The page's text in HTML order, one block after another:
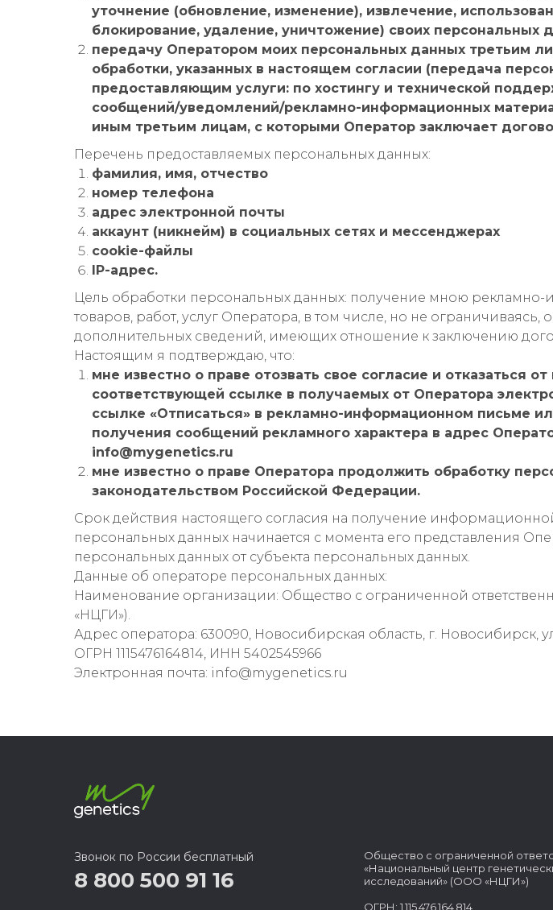
уточнение (обновление, изменение), извлечение,
блокирование, удаление, уничтожение) своих персональных
передачу Оператором моих персональных данных третьим
обработки, указанных в настоящем согласии (передача
предоставляющим услуги: по хостингу и технической
сообщений/уведомлений/рекламно-информационных
иным третьим лицам, с которыми Оператор заключает
Перечень предоставляемых персональных данных:
фамилия, имя, отчество
номер телефона
адрес электронной почты
аккаунт (никнейм) в социальных сетях и мессенджерах
cookie-файлы
IP-адрес.
Цель обработки персональных данных: получение мною
товаров, работ, услуг Оператора, в том числе, но не
дополнительных сведений, имеющих отношение к заключению
Настоящим я подтверждаю, что:
мне известно о праве отозвать свое согласие и отказаться
соответствующей ссылке в получаемых от Оператора
ссылке «Отписаться» в рекламно-информационном письме
получения сообщений рекламного характера в адрес
info@mygenetics.ru
мне известно о праве Оператора продолжить обработку
законодательством Российской Федерации.
Срок действия настоящего согласия на получение
персональных данных начинается с момента его представления
персональных данных от субъекта персональных данных.
Данные об операторе персональных данных:
Наименование организации: Общество с ограниченной
«НЦГИ»).
Адрес оператора: 630090, Новосибирская область, г. Новосибирск,
ОГРН 1115476164814, ИНН 5402545966
Электронная почта: info@mygenetics.ru
Общество с ограниченной
«Национальный центр
исследований» (ООО «НЦГИ»)
ОГРН: 1 115 476 164 814
Звонок по России бесплатный
8 800 500 91 16